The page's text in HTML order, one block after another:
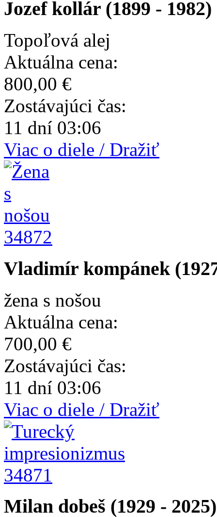
Jozef kollár (1899 - 1982)
Topoľová alej
Aktuálna cena:
800,00 €
Zostávajúci čas:
11 dní 03:06
Viac o diele / Dražiť
34872
Vladimír kompánek
žena s nošou
Aktuálna cena:
700,00 €
Zostávajúci čas:
11 dní 03:06
Viac o diele / Dražiť
34871
Milan dobeš (1929 - 2025)